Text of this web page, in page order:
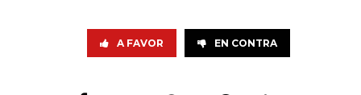
A FAVOR EN CONTRA